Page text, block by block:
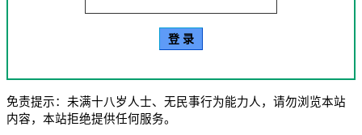
免责提示：未满十八岁人士、无民事行为能力人，请勿浏览本站
内容，本站拒绝提供任何服务。